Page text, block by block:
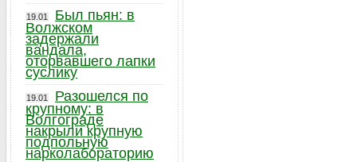
19.01
Был пьян: в
Волжском
задержали
вандала,
оторвавшего лапки
суслику
19.01
Разошелся по
крупному: в
Волгограде
накрыли крупную
подпольную
нарколабораторию